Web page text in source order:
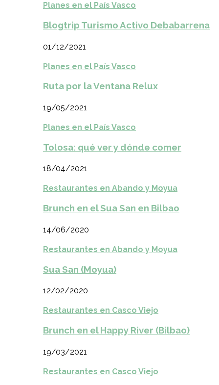
Planes en el País Vasco
Blogtrip Turismo Activo Debabarrena
01/12/2021
Planes en el País Vasco
Ruta por la Ventana Relux
19/05/2021
Planes en el País Vasco
Tolosa: qué ver y dónde comer
18/04/2021
Restaurantes en Abando y Moyua
Brunch en el Sua San en Bilbao
14/06/2020
Restaurantes en Abando y Moyua
Sua San (Moyua)
12/02/2020
Restaurantes en Casco Viejo
Brunch en el Happy River (Bilbao)
19/03/2021
Restaurantes en Casco Viejo